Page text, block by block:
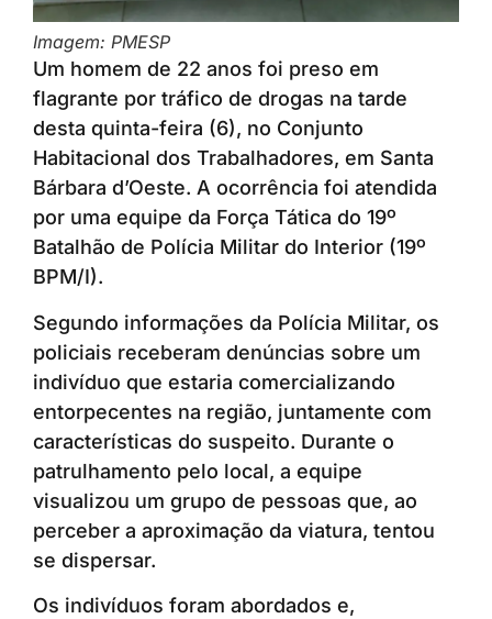
Imagem: PMESP
Um homem de 22 anos foi preso em
flagrante por tráfico de drogas na tarde
desta quinta-feira (6), no Conjunto
Habitacional dos Trabalhadores, em Santa
Bárbara d’Oeste. A ocorrência foi atendida
por uma equipe da Força Tática do 19º
Batalhão de Polícia Militar do Interior (19º
BPM/I).
Segundo informações da Polícia Militar, os
policiais receberam denúncias sobre um
indivíduo que estaria comercializando
entorpecentes na região, juntamente com
características do suspeito. Durante o
patrulhamento pelo local, a equipe
visualizou um grupo de pessoas que, ao
perceber a aproximação da viatura, tentou
se dispersar.
Os indivíduos foram abordados e,